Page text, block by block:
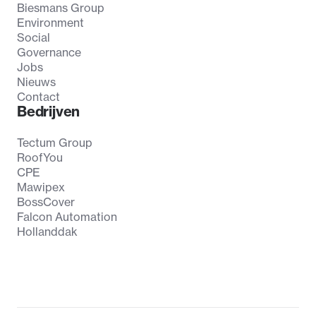
Biesmans Group
Environment
Social
Governance
Jobs
Nieuws
Contact
Bedrijven
Tectum Group
RoofYou
CPE
Mawipex
BossCover
Falcon Automation
Hollanddak